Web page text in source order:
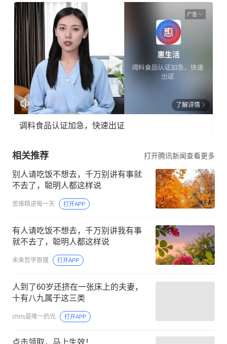
广告
了解详情
调料食品认证加急，快速出证
相关推荐 打开腾讯新闻查看更多
别人请吃饭不想去，千万别讲有事就
不去了，聪明人都这样说
思维精进每一天 打开APP
有人请吃饭不想去，千万别讲我有事
就不去了，聪明人都这样说
未来哲学原理 打开APP
人到了60岁还挤在一张床上的夫妻，
十有八九属于这三类
chris是唯一的光 打开APP
点击领取，马上生效！